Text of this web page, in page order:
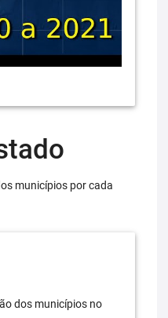
municípios por cada
dos municípios no